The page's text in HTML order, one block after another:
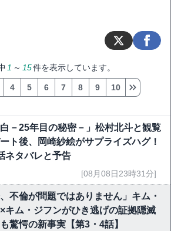
1 ～ 15件を表示しています。
4 5 6 7 8 9 10
白－25年目の秘密－」松村北斗と観覧
ト後、岡崎紗絵がサプライズハグ！
ネタバレと予告
[08月08日23時31分]
、不倫が問題ではありません」キム・
キム・ジフンがひき逃げの証拠隠滅
驚愕の新事実【第3・4話】